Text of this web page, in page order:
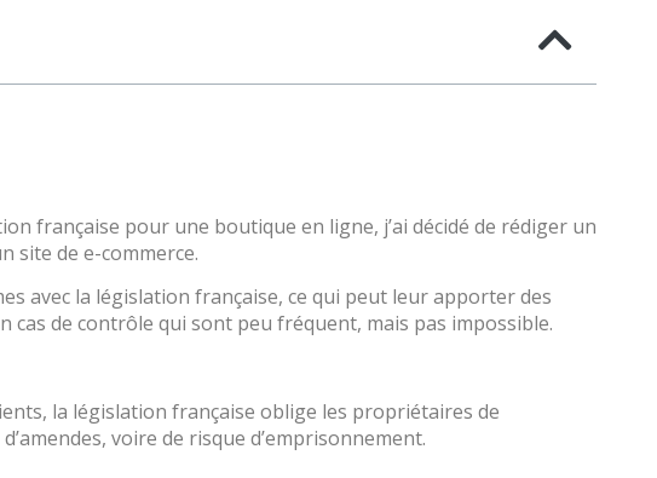
française pour une boutique en ligne, j’ai décidé de rédiger un
site de e-commerce.
avec la législation française, ce qui peut leur apporter des
de contrôle qui sont peu fréquent, mais pas impossible.
la législation française oblige les propriétaires de
voire de risque d’emprisonnement.